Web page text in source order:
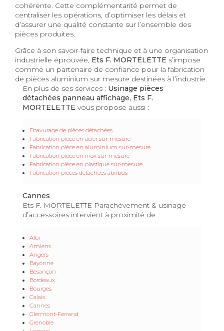
cohérente. Cette complémentarité permet de
centraliser les opérations, d’optimiser les délais et
d’assurer une qualité constante sur l’ensemble des
pièces produites.
Grâce à son savoir-faire technique et à une organisation
industrielle éprouvée, Ets F. MORTELETTE s’impose
comme un partenaire de confiance pour la fabrication
de pièces aluminium sur mesure destinées à l’industrie.
En plus de ses services : Usinage pièces
détachées panneau affichage, Ets F.
MORTELETTE vous propose aussi :
Ebavurage de pièces détachées
Fabrication pièce en acier sur-mesure
Fabrication pièce en aluminium sur-mesure
Fabrication pièce en inox sur-mesure
Fabrication pièce en plastique sur-mesure
Fabrication pièces détachées abribus
Cannes
Ets F. MORTELETTE Parachèvement & usinage
d’accessoires intervient à proximité de :
Albi
Amiens
Angers
Bayonne
Besançon
Bordeaux
Bourges
Calais
Cannes
Clermont-Ferrand
Grenoble